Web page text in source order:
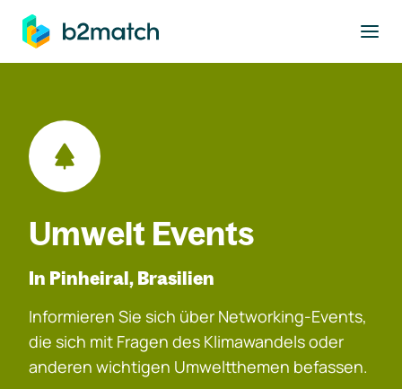
springen
Umwelt Events
In Pinheiral, Brasilien
Informieren Sie sich über Networking-Events,
die sich mit Fragen des Klimawandels oder
anderen wichtigen Umweltthemen befassen.